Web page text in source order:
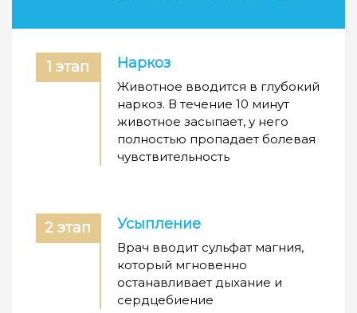
1 этап Наркоз
Животное вводится в глубокий
наркоз. В течение 10 минут
животное засыпает, у него
полностью пропадает болевая
чувствительность
2 этап Усыпление
Врач вводит сульфат магния,
который мгновенно
останавливает дыхание и
сердцебиение